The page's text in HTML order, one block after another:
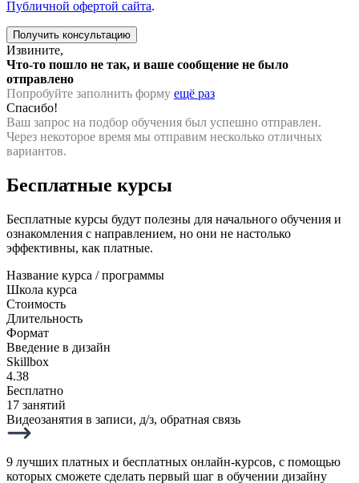
Публичной офертой сайта.
Извините,
Что-то пошло не так, и ваше сообщение не было
отправлено
Попробуйте заполнить форму ещё раз
Спасибо!
Ваш запрос на подбор обучения был успешно отправлен.
Через некоторое время мы отправим несколько отличных
вариантов.
Бесплатные курсы
Бесплатные курсы будут полезны для начального обучения и
ознакомления с направлением, но они не настолько
эффективны, как платные.
Название курса / программы
Школа курса
Стоимость
Длительность
Формат
Введение в дизайн
Skillbox
4.38
Бесплатно
17 занятий
Видеозанятия в записи, д/з, обратная связь
9 лучших платных и бесплатных онлайн-курсов, с помощью
которых сможете сделать первый шаг в обучении дизайну